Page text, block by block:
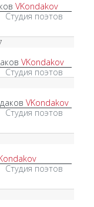
VKondakov
Студия поэтов
VKondakov
Студия поэтов
VKondakov
Студия поэтов
Студия поэтов